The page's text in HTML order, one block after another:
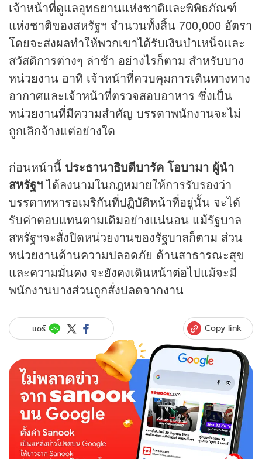
เจ้าหน้าที่ดูแลอุทธยานแห่งชาติและพิพิธภัณฑ์
แห่งชาติของสหรัฐฯ จำนวนทั้งสิ้น 700,000 อัตรา
โดยจะส่งผลทำให้พวกเขาได้รับเงินบำเหน็จและ
สวัสดิการต่างๆ ล่าช้า อย่างไรก็ตาม สำหรับบาง
หน่วยงาน อาทิ เจ้าหน้าที่ควบคุมการเดินทางทาง
อากาศและเจ้าหน้าที่ตรวจสอบอาหาร ซึ่งเป็น
หน่วยงานที่มีความสำคัญ บรรดาพนักงานจะไม่
ถูกเลิกจ้างแต่อย่างใด
ก่อนหน้านี้ ประธานาธิบดีบารัค โอบามา ผู้นำ
สหรัฐฯได้ลงนามในกฎหมายให้การรับรองว่า
บรรดาทหารอเมริกันที่ปฏิบัติหน้าที่อยู่นั้น จะได้
รับค่าตอบแทนตามเดิมอย่างแน่นอน แม้รัฐบาล
สหรัฐฯจะสั่งปิดหน่วยงานของรัฐบาลก็ตาม ส่วน
หน่วยงานด้านความปลอดภัย ด้านสาธารณะสุข
และความมั่นคง จะยังคงเดินหน้าต่อไปแม้จะมี
พนักงานบางส่วนถูกสั่งปลดจากงาน
แชร์ Copy link